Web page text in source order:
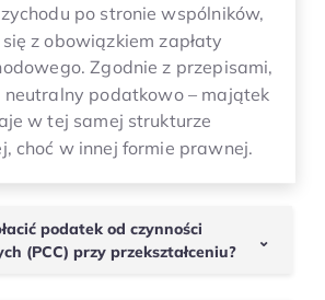
po stronie wspólników,
z obowiązkiem zapłaty
Zgodnie z przepisami,
neutralny podatkowo – majątek
w tej samej strukturze
choć w innej formie prawnej.
podatek od czynności
(PCC) przy przekształceniu?
⌄